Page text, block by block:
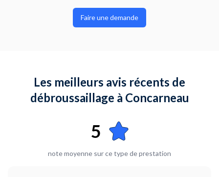
Faire une demande
Les meilleurs avis récents de
débroussaillage à Concarneau
5
note moyenne sur ce type de prestation